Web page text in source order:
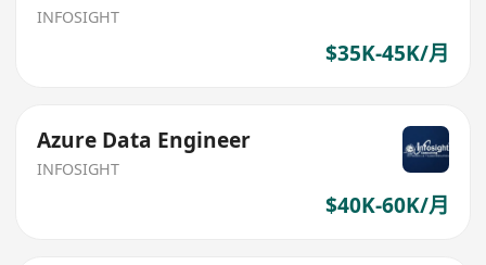
INFOSIGHT
$35K-45K/月
Azure Data Engineer
INFOSIGHT
$40K-60K/月